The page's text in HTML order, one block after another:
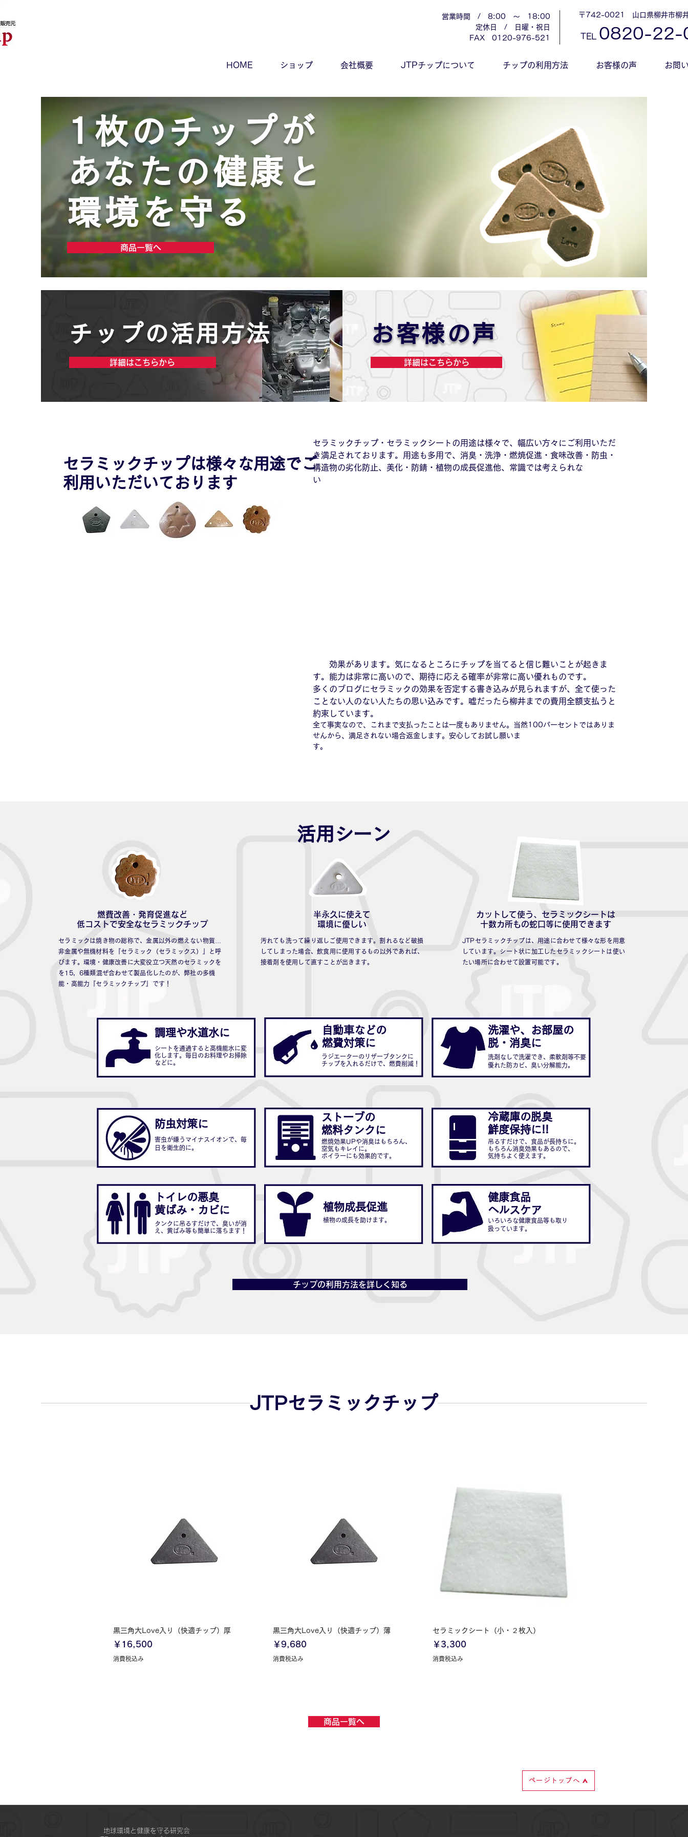
営業時間 / 8:00 ～ 18:00
定休日 / 日曜・祝日
​FAX 0120-976-521
〒742-0021 山口県柳井市柳
TEL 0820-22-
HOME ショップ 会社概要 JTPチップについて チップの利用方法 お客様の声 お問
1枚のチップが
​あなたの健康と
環境を守る
商品一覧へ
チップの活用方法
詳細はこちらから
お客様の声
詳細はこちらから
セラミックチップは様々な用途でご
利用いただいております
セラミックチップ・セラミックシートの用途は様々で、幅広い方々にご利用いただ
き満足されております。用途も多用で、消臭・洗浄・燃焼促進・食味改善・防虫・
構造物の劣化防止、美化・防錆・植物の成長促進他、常識では考えられな
い
効果があります。気になるところにチップを当てると信じ難いことが起きま
す。能力は非常に高いので、 期待に応える確率が非常に高い優れものです。
多くのブログにセラミックの効果を否定する書き込みが見られますが、全て使った
ことない人のない人たちの思い込みです。嘘だったら柳井までの費用全額支払うと
約束しています。
全て事実なので、これまで支払ったことは一度もありません。当然100パーセントではありま
せんから、満足されない場合返金します。安心してお試し願いま
す。
燃費改善・発育促進など
​低コストで安全なセラミックチップ
セラミックは焼き物の総称で、金属以外の燃えない物質…
非金属や無機材料を『セラミック（セラミックス）』と呼
びます。環境・健康改善に大変役立つ天然のセラミックを
を15，6種類混ぜ合わせて製品化したのが、弊社の多機
能・高能力『セラミックチップ』です！
活用シーン
半永久に使えて
​環境に優しい
​汚れても洗って繰り返しご使用できます。割れるなど破損
してしまった場合、飲食用に使用するもの以外であれば、
接着剤を使用して直すことが出きます。
カットして使う、 ​セラミックシートは
​十数カ所もの蛇口等に使用できます
​JTPセラミックチップは、用途に合わせて様々な形を用意
しています。シート状に加工したセラミックシートは使い
たい場所に合わせて設置可能です。
​調理や水道水に
シートを通過すると高機能水に変
化します。毎日のお料理やお掃除
などに。
ラジエーターのリザーブタンクに
チップを入れるだけで、燃費削減！
自動車などの
​燃費対策に
洗濯や、お部屋の
​脱・消臭に
洗剤なしで洗濯でき、柔軟剤等不要
優れた防カビ、臭い分解能力。
害虫が嫌うマイナスイオンで、毎
日を衛生的に。
防虫対策に
ストーブの
燃料タンクに
燃焼効果UPや消臭はもちろん、
空気もキレイに。
ボイラーにも効果的です。
吊るすだけで、食品が長持ちに。
もちろん消臭効果もあるので、
気持ちよく使えます。
冷蔵庫の脱臭
​鮮度保持に!!
タンクに吊るすだけで、臭いが消
え、黄ばみ等も簡単に落ちます！
トイレの悪臭
​黄ばみ・カビに
植物成長促進
植物の成長を助けます。
いろいろな健康食品等も取り
扱っています。
健康食品
ヘルスケア
チップの利用方法を詳しく知る
JTPセラミックチップ
クイックビュー
黒三角大Love入り（快適チップ）厚
価格
￥16,500
消費税込み
クイックビュー
黒三角大Love入り（快適チップ）薄
価格
￥9,680
消費税込み
クイックビュー
セラミックシート（小・２枚入）
価格
￥3,300
消費税込み
商品一覧へ
ページトップへ
地球環境と健康を守る研究会